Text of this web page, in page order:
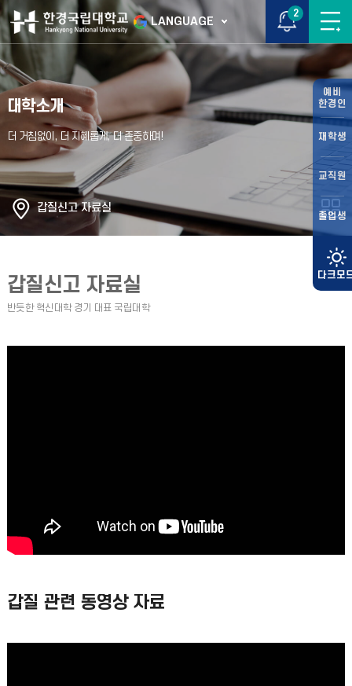
LANGUAGE
2
예비
한경인
재학생
교직원
졸업생
대학소개
갑질신고 자료실
갑질신고 자료실
갑질 관련 동영상 자료